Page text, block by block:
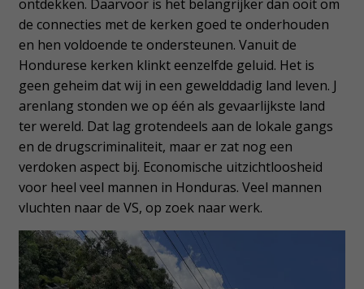
ontdekken. Daarvoor is het belangrijker dan ooit om
de connecties met de kerken goed te onderhouden
en hen voldoende te ondersteunen. Vanuit de
Hondurese kerken klinkt eenzelfde geluid. Het is
geen geheim dat wij in een gewelddadig land leven. J
arenlang stonden we op één als gevaarlijkste land
ter wereld. Dat lag grotendeels aan de lokale gangs
en de drugscriminaliteit, maar er zat nog een
verdoken aspect bij. Economische uitzichtloosheid
voor heel veel mannen in Honduras. Veel mannen
vluchten naar de VS, op zoek naar werk.